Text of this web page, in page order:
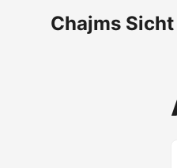
Chajms Sicht